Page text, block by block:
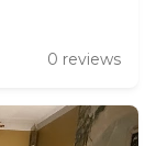
0 reviews